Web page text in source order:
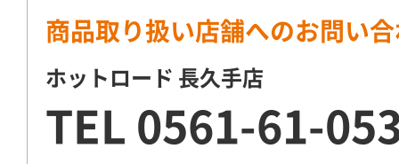
商品取り扱い店舗へのお問い
ホットロード 長久手店
TEL 0561-61-